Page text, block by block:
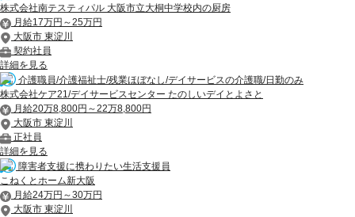
株式会社南テスティパル 大阪市立大桐中学校内の厨房
月給17万円～25万円
大阪市 東淀川
契約社員
詳細を見る
介護職員/介護福祉士/残業ほぼなし/デイサービスの介護職/日勤のみ
株式会社ケア21/デイサービスセンター たのしいデイとよさと
月給20万8,800円～22万8,800円
大阪市 東淀川
正社員
詳細を見る
障害者支援に携わりたい生活支援員
こねくとホーム新大阪
月給24万円～30万円
大阪市 東淀川